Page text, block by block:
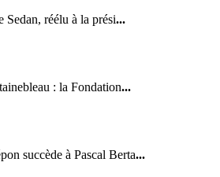
réélu à la prési...
: la Fondation...
succède à Pascal Berta...